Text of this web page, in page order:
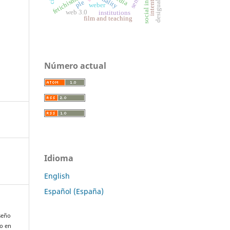
en
fetichismo
weber
institutions
film and teaching
ple
web 3.0
Número actual
Idioma
English
Español (España)